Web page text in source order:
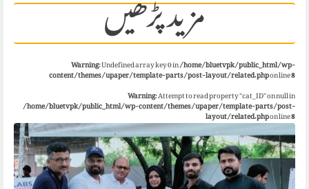
مزید پڑھیں Warning: Undefined array key 0 in/home/bluetvpk/public_html/wp-
content/themes/upaper/template-parts/post-layout/related.phpon line8
Warning: Attempt to read property "cat_ID" on null in
/home/bluetvpk/public_html/wp-content/themes/upaper/template-parts/post-
layout/related.phpon line8